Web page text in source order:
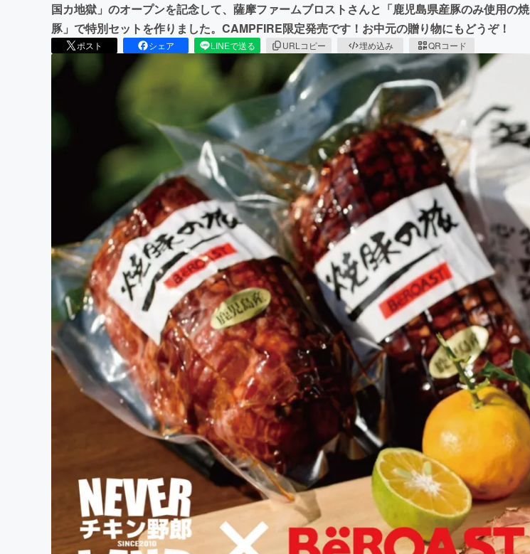
国カ地獄」のオープンを記念して、薩摩ファームブロストさんと「鹿児島県産豚のみ使用の焼
豚」で特別セットを作りました。CAMPFIRE限定発売です！お中元の贈り物にもどうぞ！
ポスト シェア LINEで送る URLコピー 埋め込み QRコード